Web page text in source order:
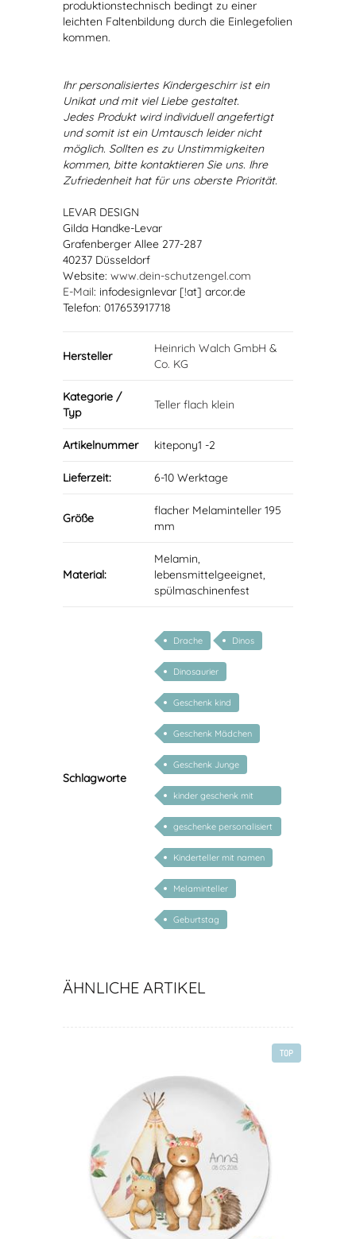
produktionstechnisch bedingt zu einer
leichten Faltenbildung durch die Einlegefolien
kommen.
Ihr personalisiertes Kindergeschirr ist ein
Unikat und mit viel Liebe gestaltet.
Jedes Produkt wird individuell angefertigt
und somit ist ein Umtausch leider nicht
möglich. Sollten es zu Unstimmigkeiten
kommen, bitte kontaktieren Sie uns. Ihre
Zufriedenheit hat für uns oberste Priorität.
LEVAR DESIGN
Gilda Handke-Levar
Grafenberger Allee 277-287
40237 Düsseldorf
Website: www.dein-schutzengel.com
E-Mail: infodesignlevar [!at] arcor.de
Telefon: 017653917718
Hersteller
Heinrich Walch GmbH &
Co. KG
Kategorie /
Typ
Teller flach klein
Artikelnummer kitepony1 -2
Lieferzeit: 6-10 Werktage
Größe
flacher Melaminteller 195
mm
Material:
Melamin,
lebensmittelgeeignet,
spülmaschinenfest
Schlagworte
Drache Dinos
Dinosaurier
Geschenk kind
Geschenk Mädchen
Geschenk Junge
kinder geschenk mit
namen
geschenke personalisiert
kinder
Kinderteller mit namen
Melaminteller
Geburtstag
ÄHNLICHE ARTIKEL
TOP